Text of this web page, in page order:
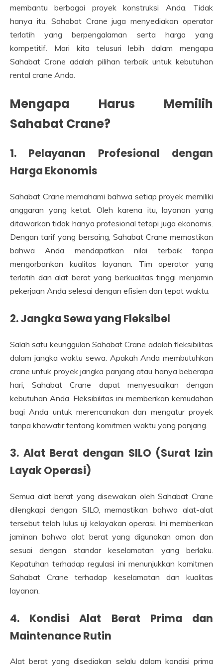
membantu berbagai proyek konstruksi Anda. Tidak
hanya itu, Sahabat Crane juga menyediakan operator
terlatih yang berpengalaman serta harga yang
kompetitif. Mari kita telusuri lebih dalam mengapa
Sahabat Crane adalah pilihan terbaik untuk kebutuhan
rental crane Anda.
Mengapa Harus Memilih
Sahabat Crane?
1. Pelayanan Profesional dengan
Harga Ekonomis
Sahabat Crane memahami bahwa setiap proyek memiliki
anggaran yang ketat. Oleh karena itu, layanan yang
ditawarkan tidak hanya profesional tetapi juga ekonomis.
Dengan tarif yang bersaing, Sahabat Crane memastikan
bahwa Anda mendapatkan nilai terbaik tanpa
mengorbankan kualitas layanan. Tim operator yang
terlatih dan alat berat yang berkualitas tinggi menjamin
pekerjaan Anda selesai dengan efisien dan tepat waktu.
2. Jangka Sewa yang Fleksibel
Salah satu keunggulan Sahabat Crane adalah fleksibilitas
dalam jangka waktu sewa. Apakah Anda membutuhkan
crane untuk proyek jangka panjang atau hanya beberapa
hari, Sahabat Crane dapat menyesuaikan dengan
kebutuhan Anda. Fleksibilitas ini memberikan kemudahan
bagi Anda untuk merencanakan dan mengatur proyek
tanpa khawatir tentang komitmen waktu yang panjang.
3. Alat Berat dengan SILO (Surat Izin
Layak Operasi)
Semua alat berat yang disewakan oleh Sahabat Crane
dilengkapi dengan SILO, memastikan bahwa alat-alat
tersebut telah lulus uji kelayakan operasi. Ini memberikan
jaminan bahwa alat berat yang digunakan aman dan
sesuai dengan standar keselamatan yang berlaku.
Kepatuhan terhadap regulasi ini menunjukkan komitmen
Sahabat Crane terhadap keselamatan dan kualitas
layanan.
4. Kondisi Alat Berat Prima dan
Maintenance Rutin
Alat berat yang disediakan selalu dalam kondisi prima